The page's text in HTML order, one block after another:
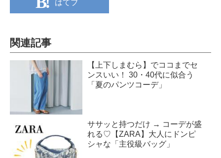
はてブ
関連記事
【上下しまむら】でココまでセ
ンスいい！ 30・40代に似合う
「夏のパンツコーデ」
ササッと持つだけ → コーデが盛
れる♡【ZARA】大人にドンピ
シャな「主役級バッグ」